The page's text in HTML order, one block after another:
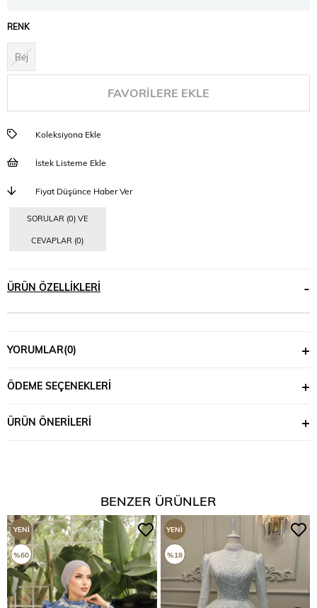
RENK
Bej
FAVORILERE EKLE
Koleksiyona Ekle
İstek Listeme Ekle
Fiyat Düşünce Haber Ver
SORULAR (0) VE
CEVAPLAR (0)
ÜRÜN ÖZELLIKLERI
YORUMLAR(0)
ÖDEME SEÇENEKLERI
ÜRÜN ÖNERILERI
BENZER ÜRÜNLER
YENI
ÜRÜN
%60
YENI
ÜRÜN
%18